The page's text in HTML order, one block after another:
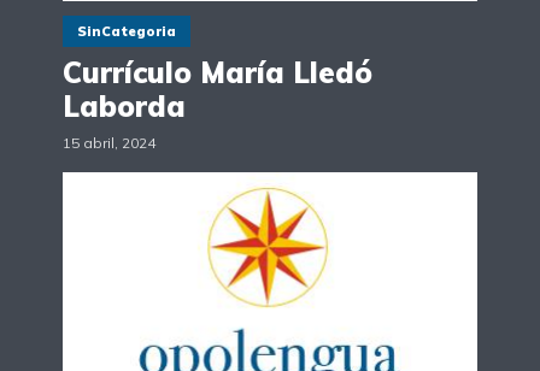
SinCategoria
Currículo María Lledó
Laborda
15 abril, 2024